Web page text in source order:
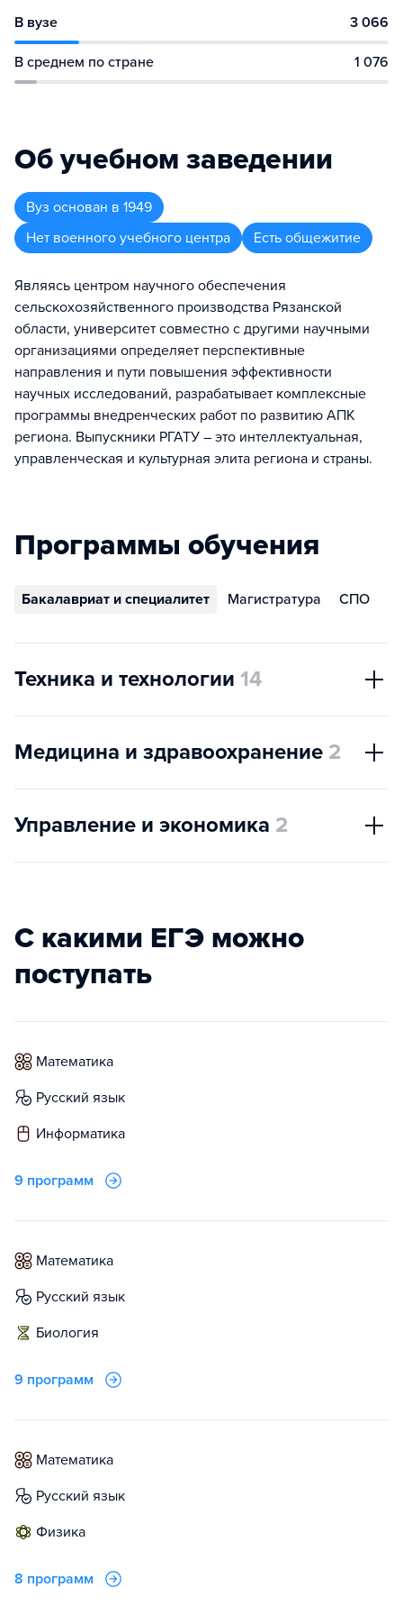
В вузе 3 066
В среднем по стране 1 076
Об учебном заведении
Вуз основан в 1949
Нет военного учебного центра
Есть общежитие
Являясь центром научного обеспечения
сельскохозяйственного производства Рязанской
области, университет совместно с другими научными
организациями определяет перспективные
направления и пути повышения эффективности
научных исследований, разрабатывает комплексные
программы внедренческих работ по развитию АПК
региона. Выпускники РГАТУ – это интеллектуальная,
управленческая и культурная элита региона и страны.
Программы обучения
Бакалавриат и специалитет Магистратура СПО
Техника и технологии 14
Медицина и здравоохранение 2
Управление и экономика 2
С какими ЕГЭ можно
поступать
математика
русский язык
информатика
9 программ
математика
русский язык
биология
9 программ
математика
русский язык
физика
8 программ